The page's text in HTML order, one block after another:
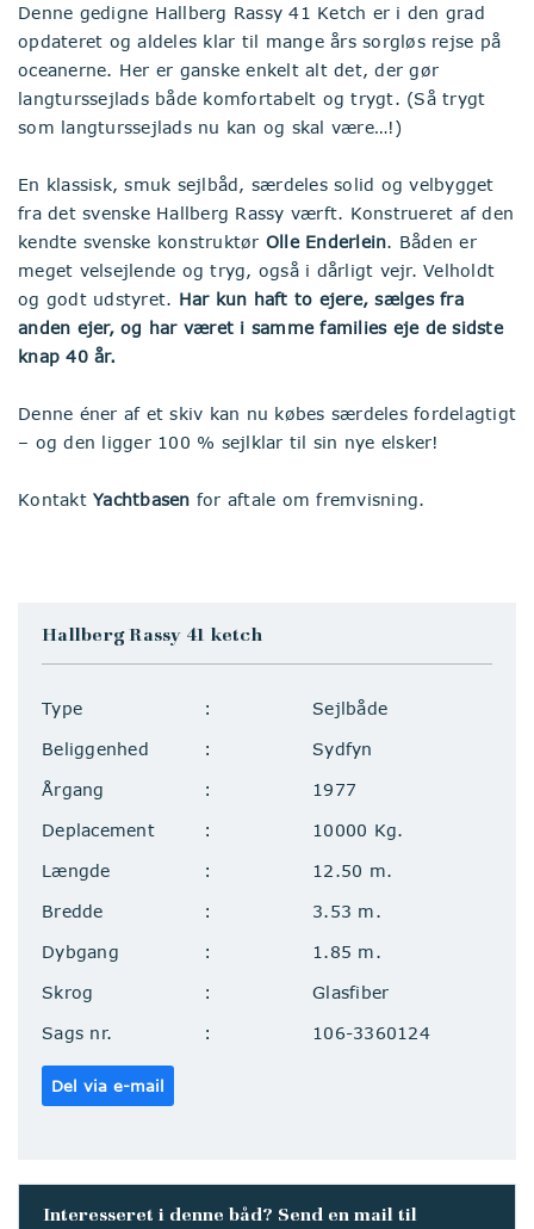
Denne gedigne Hallberg Rassy 41 Ketch er i den grad
opdateret og aldeles klar til mange års sorgløs rejse på
oceanerne. Her er ganske enkelt alt det, der gør
langturssejlads både komfortabelt og trygt. (Så trygt
som langturssejlads nu kan og skal være…!)
En klassisk, smuk sejlbåd, særdeles solid og velbygget
fra det svenske Hallberg Rassy værft. Konstrueret af den
kendte svenske konstruktør Olle Enderlein. Båden er
meget velsejlende og tryg, også i dårligt vejr. Velholdt
og godt udstyret. Har kun haft to ejere, sælges fra
anden ejer, og har været i samme families eje de sidste
knap 40 år.
Denne éner af et skiv kan nu købes særdeles fordelagtigt
– og den ligger 100 % sejlklar til sin nye elsker!
Kontakt Yachtbasen for aftale om fremvisning.
Hallberg Rassy 41 ketch
Type
Sejlbåde
Beliggenhed
Sydfyn
Årgang
1977
Deplacement
10000 Kg.
Længde
12.50 m.
Bredde
3.53 m.
Dybgang
1.85 m.
Skrog
Glasfiber
Sags nr.
106-3360124
Del via e-mail
Interesseret i denne båd? Send en mail til